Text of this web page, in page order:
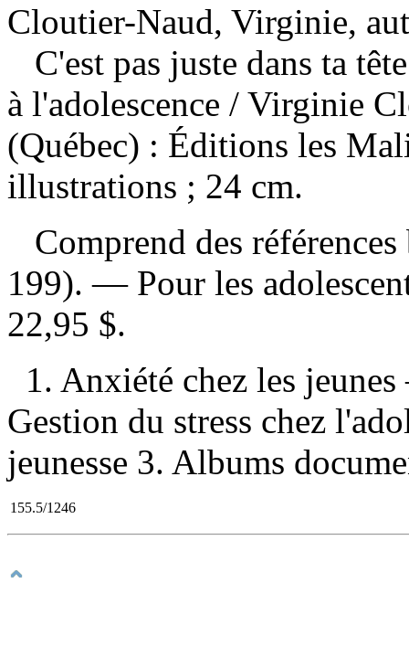
Cloutier-Naud, Virginie,
C'est pas juste dans ta
à l'adolescence / Virginie
(Québec) : Éditions les
illustrations ; 24 cm.
Comprend des
199). — Pour les
22,95 $.
1. Anxiété chez les
Gestion du stress chez
jeunesse 3. Albums
155.5/1246